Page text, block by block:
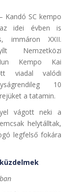
Kandó SC kempo
az idei évben is
immáron XXII.
Nemzetközi
Kempo Kai
viadal valódi
10
a tatamin.
vágott neki a
helytálltak,
legfelső fokára